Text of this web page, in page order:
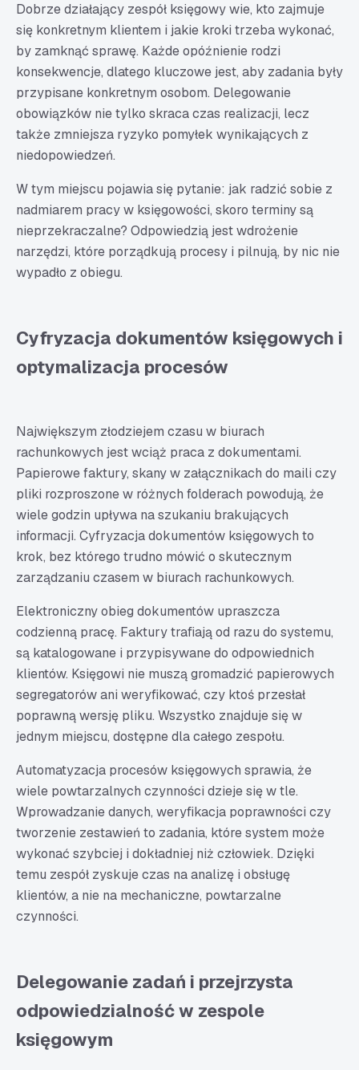
Dobrze działający zespół księgowy wie, kto zajmuje
się konkretnym klientem i jakie kroki trzeba wykonać,
by zamknąć sprawę. Każde opóźnienie rodzi
konsekwencje, dlatego kluczowe jest, aby zadania były
przypisane konkretnym osobom. Delegowanie
obowiązków nie tylko skraca czas realizacji, lecz
także zmniejsza ryzyko pomyłek wynikających z
niedopowiedzeń.
W tym miejscu pojawia się pytanie: jak radzić sobie z
nadmiarem pracy w księgowości, skoro terminy są
nieprzekraczalne? Odpowiedzią jest wdrożenie
narzędzi, które porządkują procesy i pilnują, by nic nie
wypadło z obiegu.
Cyfryzacja dokumentów księgowych i
optymalizacja procesów
Największym złodziejem czasu w biurach
rachunkowych jest wciąż praca z dokumentami.
Papierowe faktury, skany w załącznikach do maili czy
pliki rozproszone w różnych folderach powodują, że
wiele godzin upływa na szukaniu brakujących
informacji. Cyfryzacja dokumentów księgowych to
krok, bez którego trudno mówić o skutecznym
zarządzaniu czasem w biurach rachunkowych.
Elektroniczny obieg dokumentów upraszcza
codzienną pracę. Faktury trafiają od razu do systemu,
są katalogowane i przypisywane do odpowiednich
klientów. Księgowi nie muszą gromadzić papierowych
segregatorów ani weryfikować, czy ktoś przesłał
poprawną wersję pliku. Wszystko znajduje się w
jednym miejscu, dostępne dla całego zespołu.
Automatyzacja procesów księgowych sprawia, że
wiele powtarzalnych czynności dzieje się w tle.
Wprowadzanie danych, weryfikacja poprawności czy
tworzenie zestawień to zadania, które system może
wykonać szybciej i dokładniej niż człowiek. Dzięki
temu zespół zyskuje czas na analizę i obsługę
klientów, a nie na mechaniczne, powtarzalne
czynności.
Delegowanie zadań i przejrzysta
odpowiedzialność w zespole
księgowym